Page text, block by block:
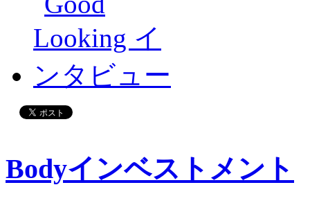
Bodyインベストメント